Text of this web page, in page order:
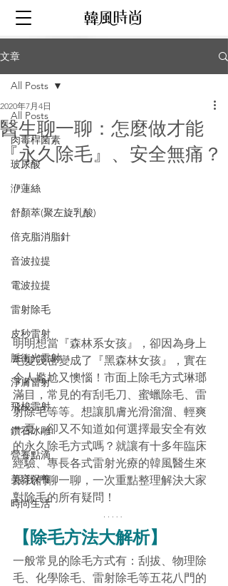
文章
All Posts
肉毒桿菌素
玻尿酸
洢蓮絲
舒顏萃(聚左旋乳酸)
倍克脂消脂針
音波拉提
電波拉提
雷射除毛
皮秒雷射
脈衝光雷射
淨膚雷射
飛梭雷射
鑽石冰雕
營養點滴
美容保養
時尚生活
All Posts
醫生聊一聊：怎麼做才能
『永久除毛』、安全無痛？
2020年7月4日
明明想當『森林系女孩』，卻因為身上
毛髮茂密變成了『黑森林女孩』，實在
令人尷尬又懊惱！市面上除毛方式琳瑯
滿目，常見的有刮毛刀、蜜蠟除毛、雷
射除毛等等。想讓肌膚光滑溜溜、輕爽
一夏，卻又不知道如何選擇最安全有效
的永久除毛方式嗎？就讓有十多年臨床
經驗、專長各式雷射光療的韓風醫生來
跟我們聊一聊，一次重點整理解決大家
對除毛的所有疑問！
【除毛方法大解析】
一般常見的除毛方式有：刮拔、物理除
毛、化學除毛、雷射除毛等五花八門的